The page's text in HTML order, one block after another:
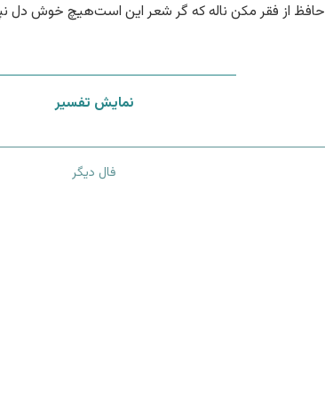
حافظ از فقر مکن ناله که گر شعر این استهیچ خوش دل
نمایش تفسیر
فال دیگر